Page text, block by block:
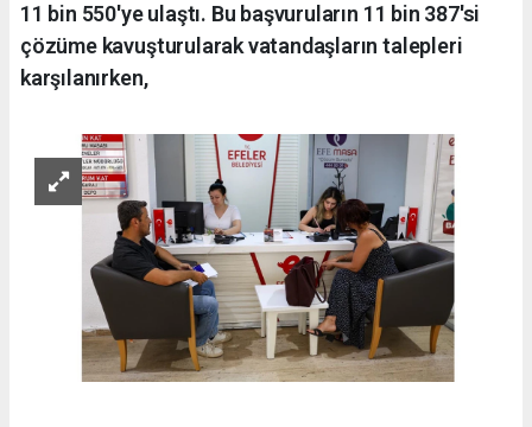
11 bin 550'ye ulaştı. Bu başvuruların 11 bin 387'si
çözüme kavuşturularak vatandaşların talepleri
karşılanırken,